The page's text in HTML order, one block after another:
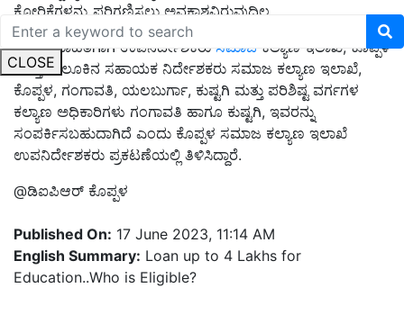
CLOSE
ಕೋರಿಕೆಗಳನ್ನು ಪರಿಗಣಿಸಲು ಅವಕಾಶವಿರುವುದಿಲ್ಲ.
ಹೆಚ್ಚಿನ ಮಾಹಿತಿಗಾಗಿ ಉಪನಿರ್ದೇಶಕರು ಸಮಾಜ ಕಲ್ಯಾಣ ಇಲಾಖೆ, ಕೊಪ್ಪಳ
ಮತ್ತು ತಾಲೂಕಿನ ಸಹಾಯಕ ನಿರ್ದೇಶಕರು ಸಮಾಜ ಕಲ್ಯಾಣ ಇಲಾಖೆ,
ಕೊಪ್ಪಳ, ಗಂಗಾವತಿ, ಯಲಬುರ್ಗಾ, ಕುಷ್ಟಗಿ ಮತ್ತು ಪರಿಶಿಷ್ಟ ವರ್ಗಗಳ
ಕಲ್ಯಾಣ ಅಧಿಕಾರಿಗಳು ಗಂಗಾವತಿ ಹಾಗೂ ಕುಷ್ಟಗಿ, ಇವರನ್ನು
ಸಂಪರ್ಕಿಸಬಹುದಾಗಿದೆ ಎಂದು ಕೊಪ್ಪಳ ಸಮಾಜ ಕಲ್ಯಾಣ ಇಲಾಖೆ
ಉಪನಿರ್ದೇಶಕರು ಪ್ರಕಟಣೆಯಲ್ಲಿ ತಿಳಿಸಿದ್ದಾರೆ.
@ಡಿಐಪಿಆರ್‌ ಕೊಪ್ಪಳ
Published On: 17 June 2023, 11:14 AM
English Summary: Loan up to 4 Lakhs for
Education..Who is Eligible?